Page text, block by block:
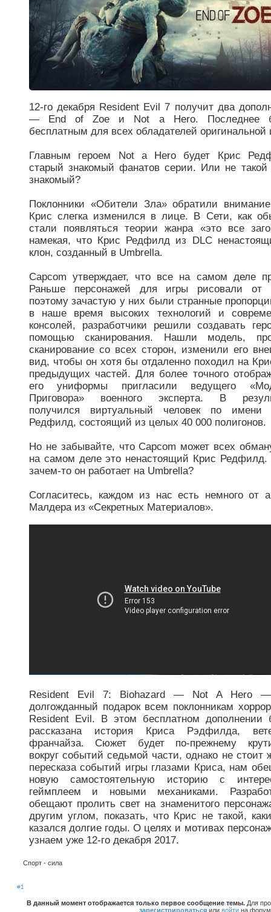
12-го декабря Resident Evil 7 получит два
— End of Zoe и Not a Hero. Последнее
бесплатным для всех обладателей оригинальной
Главным героем Not a Hero будет Крис
старый знакомый фанатов серии. Или не
знакомый?
Поклонники «Обители Зла» обратили
Крис слегка изменился в лице. В Сети, как
стали появляться теории жанра «это все
намекая, что Крис Редфилд из DLC
клон, созданный в Umbrella.
Capcom утверждает, что все на самом деле
Раньше персонажей для игры рисовали от
поэтому зачастую у них были странные
в наше время высоких технологий и
консолей, разработчики решили создавать
помощью сканирования. Нашли модель,
сканирование со всех сторон, изменили его
вид, чтобы он хотя бы отдаленно походил на
предыдущих частей. Для более точного
его униформы пригласили ведущего
Приговора» военного эксперта. В
получился виртуальный человек по имени
Редфилд, состоящий из целых 40 000 полигонов.
Но не забывайте, что Capcom может всех
на самом деле это ненастоящий Крис Редфилд.
зачем-то он работает на Umbrella?
Согласитесь, каждом из нас есть немного от
Малдера из «Секретных Материалов».
Resident Evil 7: Biohazard — Not A Hero
долгожданный подарок всем поклонникам
Resident Evil. В этом бесплатном дополнении
рассказана история Криса Рэдфилда,
франчайза. Сюжет будет по-прежнему
вокруг событий седьмой части, однако не стоит
пересказа событий игры глазами Криса, нам
новую самостоятельную историю с
геймплеем и новыми механиками.
обещают пролить свет на знаменитого
другим углом, показать, что Крис не такой,
казался долгие годы. О целях и мотивах
узнаем уже 12-го декабря 2017.
Спорт - сила
#1
В данный момент отображается только первое сообщение темы. Для
зарегистрироваться или войти на